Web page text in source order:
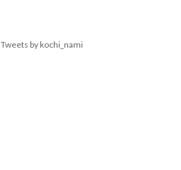
Tweets by kochi_nami